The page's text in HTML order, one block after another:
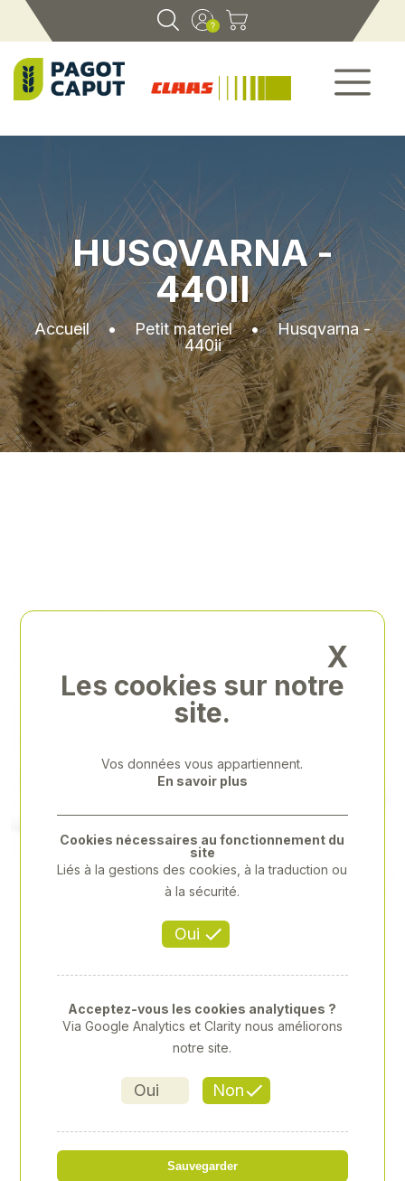
HUSQVARNA -
440II
Accueil• Petit materiel•Husqvarna -
440ii
HUSQVARNA - 440II
X
Les cookies sur notre
site.
Vos données vous appartiennent.
En savoir plus
Oui
Cookies nécessaires au fonctionnement du
site
Liés à la gestions des cookies, à la traduction ou
à la sécurité.
Oui Non
Acceptez-vous les cookies analytiques ?
Via Google Analytics et Clarity nous améliorons
notre site.
Sauvegarder